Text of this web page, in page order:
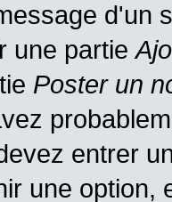
d'un
une partie
Poster un
entrer
une option,